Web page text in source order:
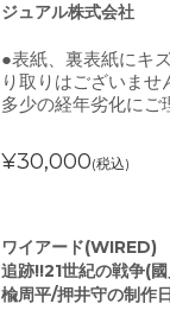
ジュアル株式会社
●表紙、裏表紙にキ
り取りはございま
多少の経年劣化にご
¥30,000(税込)
ワイアード
追跡!!21世紀の戦争(
楡周平/押井守の制作